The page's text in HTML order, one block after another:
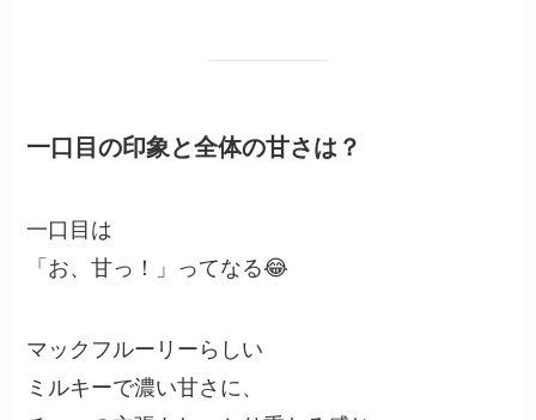
一口目の印象と全体の甘さは？
一口目は
「お、甘っ！」ってなる😂
マックフルーリーらしい
ミルキーで濃い甘さに、